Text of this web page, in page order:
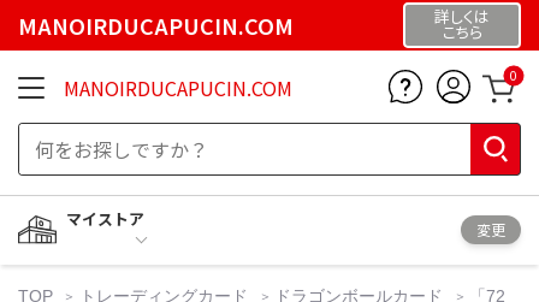
MANOIRDUCAPUCIN.COM 詳しくは
こちら
MANOIRDUCAPUCIN.COM 0
マイストア
変更
TOP トレーディングカード ドラゴンボールカード
「72